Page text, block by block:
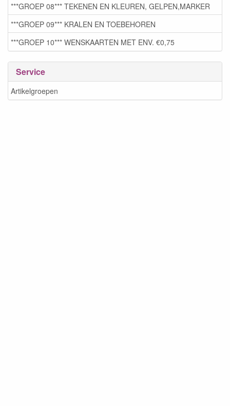
***GROEP 08*** TEKENEN EN KLEUREN, GELPEN,MARKER
***GROEP 09*** KRALEN EN TOEBEHOREN
***GROEP 10*** WENSKAARTEN MET ENV. €0,75
Service
Artikelgroepen